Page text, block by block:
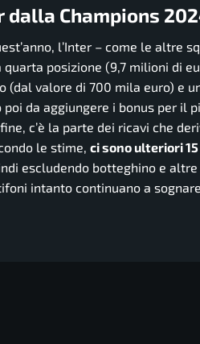
dalla Champions
l’Inter – come le altre
posizione (9,7 milioni di
(dal valore di 700 mila euro)
poi da aggiungere i bonus per
c’è la parte dei ricavi che
le stime, ci sono ulteriori
escludendo botteghino e
intanto continuano a